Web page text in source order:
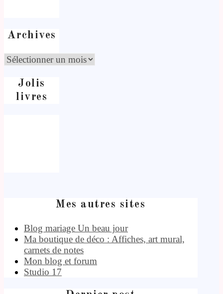
Archives
Jolis
livres
Mes autres sites
Blog mariage Un beau jour
Ma boutique de déco : Affiches, art mural,
carnets de notes
Mon blog et forum
Studio 17